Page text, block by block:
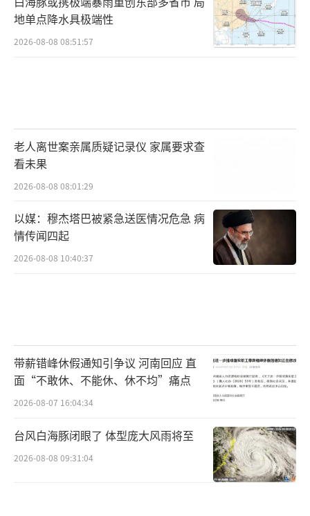
地单点降水具极端性
2026-08-08 08:51:57
老人离世案亲属质疑记录仪 家属要求查
看未果
2026-08-08 08:01:29
以媒：穆杰塔巴被紧急送医情况危急 病
情传闻四起
2026-08-08 10:40:37
带薪错峰休假通知引争议 河南回应 直
面“不敢休、不能休、休不均”痛点
2026-08-07 16:04:34
台风白海豚闭眼了 体型庞大风雨将至
2026-08-08 09:31:04